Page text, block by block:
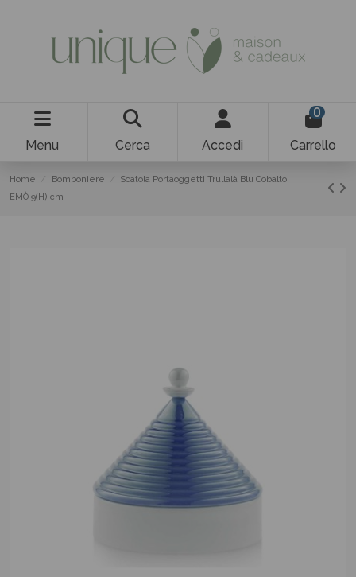
Menu Cerca Accedi
0
Carrello
Home Bomboniere
Scatola Portaoggetti Trullalà Blu Cobalto
EMÒ 9(H) cm